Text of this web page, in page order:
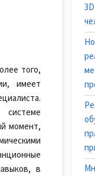
того,
имеет
момент,
в